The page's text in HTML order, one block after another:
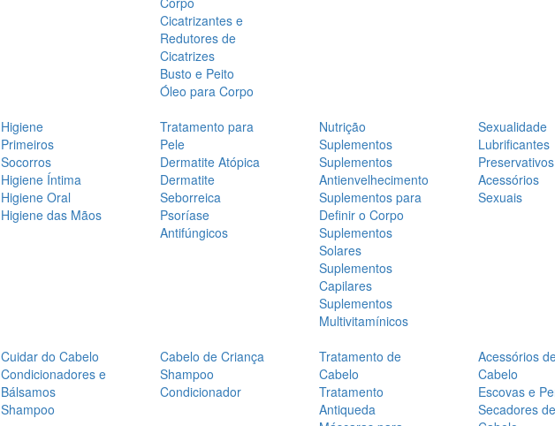
Cicatrizantes e
Redutores de
Cicatrizes
Busto e Peito
Óleo para Corpo
Higiene
Primeiros
Socorros
Higiene Íntima
Higiene Oral
Higiene das Mãos
Tratamento para
Pele
Dermatite Atópica
Dermatite
Seborreica
Psoríase
Antifúngicos
Nutrição
Suplementos
Suplementos
Antienvelhecimento
Suplementos para
Definir o Corpo
Suplementos
Solares
Suplementos
Capilares
Suplementos
Multivitamínicos
Sexualidade
Lubrificantes
Preservativos
Acessórios
Sexuais
Cuidar do Cabelo
Condicionadores e
Bálsamos
Shampoo
Cabelo de Criança
Shampoo
Condicionador
Tratamento de
Cabelo
Tratamento
Antiqueda
Acessórios
Cabelo
Escovas e
Secadores de